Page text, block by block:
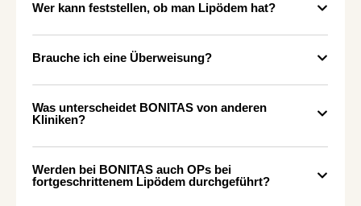
Wer kann feststellen, ob man Lipödem hat?
Brauche ich eine Überweisung?
Was unterscheidet BONITAS von anderen
Kliniken?
Werden bei BONITAS auch OPs bei
fortgeschrittenem Lipödem durchgeführt?